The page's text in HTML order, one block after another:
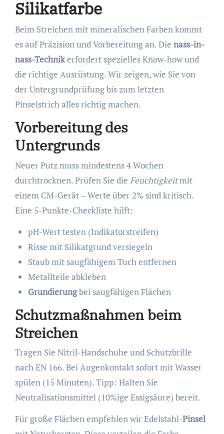
Silikatfarbe
Beim Streichen mit mineralischen Farben kommt
es auf Präzision und Vorbereitung an. Die nass-in-
nass-Technikerfordert spezielles Know-how und
die richtige Ausrüstung. Wir zeigen, wie Sie von
der Untergrundprüfung bis zum letzten
Pinselstrich alles richtig machen.
Vorbereitung des
Untergrunds
Neuer Putz muss mindestens 4 Wochen
durchtrocknen. Prüfen Sie die Feuchtigkeitmit
einem CM-Gerät – Werte über 2% sind kritisch.
Eine 5-Punkte-Checkliste hilft:
pH-Wert testen (Indikatorstreifen)
Risse mit Silikatgrund versiegeln
Staub mit saugfähigem Tuch entfernen
Metallteile abkleben
Grundierungbei saugfähigen Flächen
Schutzmaßnahmen beim
Streichen
Tragen Sie Nitril-Handschuhe und Schutzbrille
nach EN 166. Bei Augenkontakt sofort mit Wasser
spülen (15 Minuten). Tipp: Halten Sie
Neutralisationsmittel (10%ige Essigsäure) bereit.
Für große Flächen empfehlen wir Edelstahl-Pinsel